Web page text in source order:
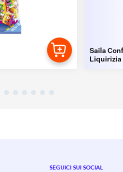
Saila
Liquirizia
SEGUICI SUI SOCIAL